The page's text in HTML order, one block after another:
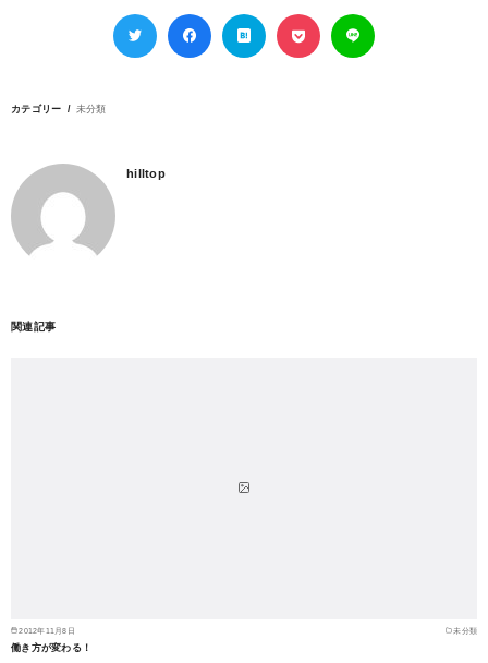
カテゴリー 未分類
hilltop
関連記事
2012年11月8日 未分類
働き方が変わる！